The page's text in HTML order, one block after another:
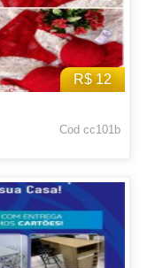
R$ 12
Cod cc101b